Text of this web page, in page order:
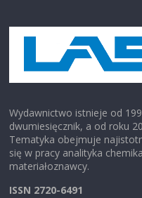
Wydawnictwo istnieje od
dwumiesięcznik, a od roku
Tematyka obejmuje
się w pracy analityka
materiałoznawcy.
ISSN 2720-6491